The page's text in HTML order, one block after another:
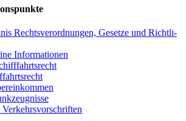
Rechts­ver­ord­nun­gen, Ge­set­ze und Richt­li­
In­for­ma­tio­nen
Ver­kehrs­vor­schrif­ten